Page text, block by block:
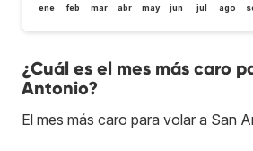
ene feb mar abr may jun jul ago
¿Cuál es el mes más caro
Antonio?
El mes más caro para volar a San